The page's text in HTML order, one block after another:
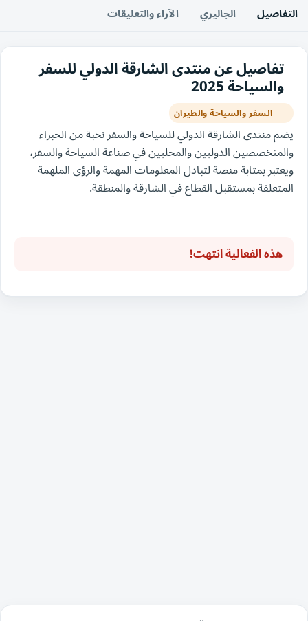
التفاصيل الجاليري الآراء والتعليقات
تفاصيل عن منتدى الشارقة الدولي للسفر
والسياحة 2025
السفر والسياحة والطيران
يضم منتدى الشارقة الدولي للسياحة والسفر نخبة من الخبراء
والمتخصصين الدوليين والمحليين في صناعة السياحة والسفر،
ويعتبر بمثابة منصة لتبادل المعلومات المهمة والرؤى الملهمة
المتعلقة بمستقبل القطاع في الشارقة والمنطقة.
هذه الفعالية انتهت!